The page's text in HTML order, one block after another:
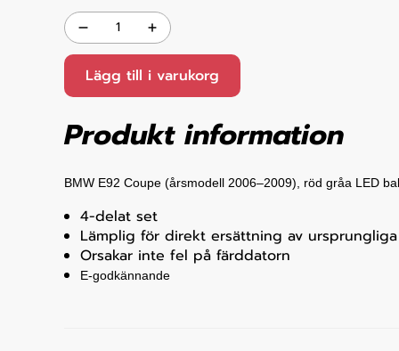
Lägg till i varukorg
Produkt information
BMW E92 Coupe (årsmodell 2006–2009), röd gråa LED
4-delat set
Lämplig för direkt ersättning av
Orsakar inte fel på färddatorn
E-godkännande